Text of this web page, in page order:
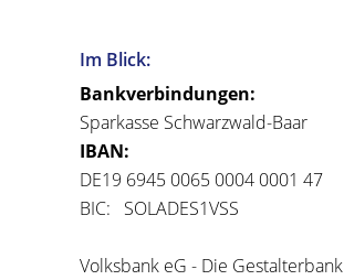
Im Blick:
Bankverbindungen:
Sparkasse Schwarzwald-Baar
IBAN:
DE19 6945 0065 0004 0001 47
BIC: SOLADES1VSS
Volksbank eG - Die Gestalterbank